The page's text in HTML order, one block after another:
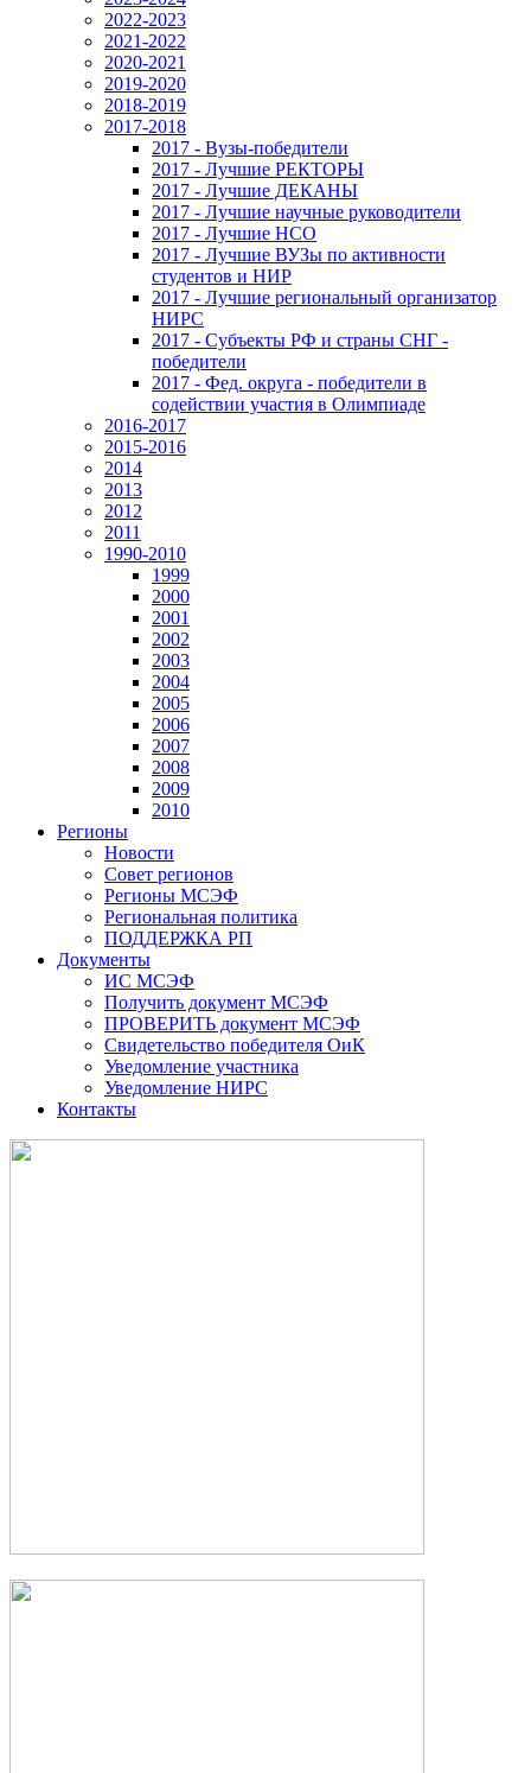
2022-2023
2021-2022
2020-2021
2019-2020
2018-2019
2017-2018
2017 - Вузы-победители
2017 - Лучшие РЕКТОРЫ
2017 - Лучшие ДЕКАНЫ
2017 - Лучшие научные руководители
2017 - Лучшие НСО
2017 - Лучшие ВУЗы по активности
студентов и НИР
2017 - Лучшие региональный организатор
НИРС
2017 - Субъекты РФ и страны СНГ -
победители
2017 - Фед. округа - победители в
содействии участия в Олимпиаде
2016-2017
2015-2016
2014
2013
2012
2011
1990-2010
1999
2000
2001
2002
2003
2004
2005
2006
2007
2008
2009
2010
Регионы
Новости
Совет регионов
Регионы МСЭФ
Региональная политика
ПОДДЕРЖКА РП
Документы
ИС МСЭФ
Получить документ МСЭФ
ПРОВЕРИТЬ документ МСЭФ
Свидетельство победителя ОиК
Уведомление участника
Уведомление НИРС
Контакты